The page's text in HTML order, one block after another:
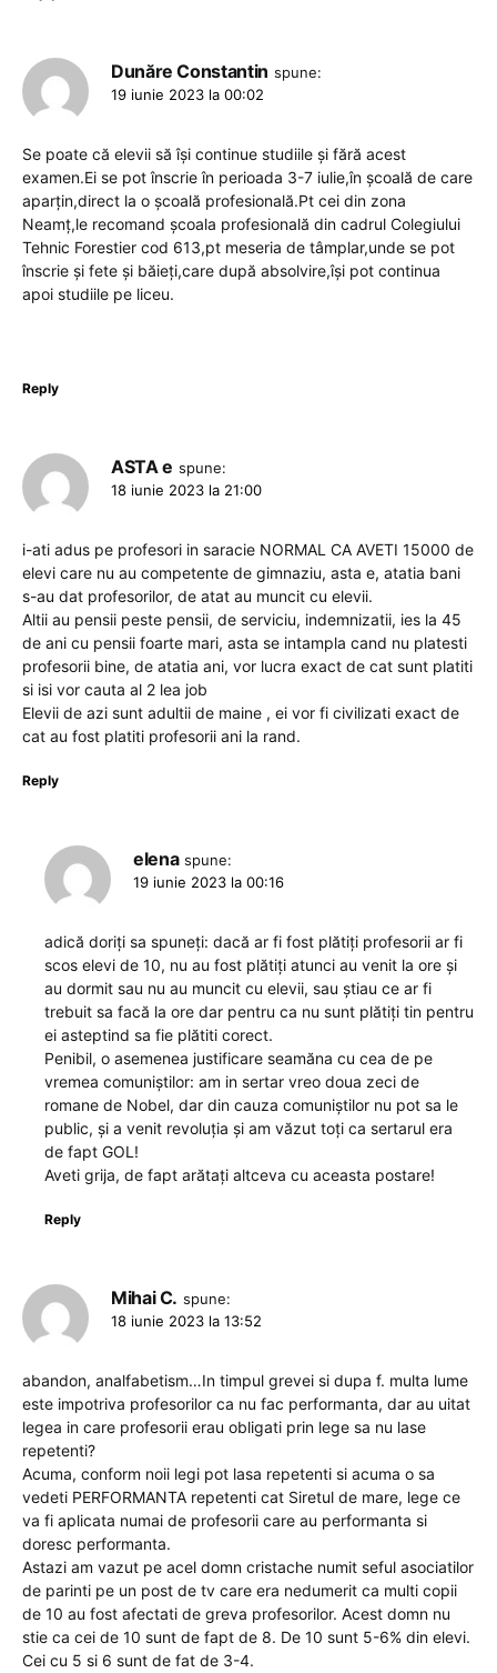
Dunăre Constantin spune:
19 iunie 2023 la 00:02
Se poate că elevii să își continue studiile și fără acest
examen.Ei se pot înscrie în perioada 3-7 iulie,în școală de care
aparțin,direct la o școală profesională.Pt cei din zona
Neamț,le recomand școala profesională din cadrul Colegiului
Tehnic Forestier cod 613,pt meseria de tâmplar,unde se pot
înscrie și fete și băieți,care după absolvire,își pot continua
apoi studiile pe liceu.
Reply
ASTA e spune:
18 iunie 2023 la 21:00
i-ati adus pe profesori in saracie NORMAL CA AVETI 15000 de
elevi care nu au competente de gimnaziu, asta e, atatia bani
s-au dat profesorilor, de atat au muncit cu elevii.
Altii au pensii peste pensii, de serviciu, indemnizatii, ies la 45
de ani cu pensii foarte mari, asta se intampla cand nu platesti
profesorii bine, de atatia ani, vor lucra exact de cat sunt platiti
si isi vor cauta al 2 lea job
Elevii de azi sunt adultii de maine , ei vor fi civilizati exact de
cat au fost platiti profesorii ani la rand.
Reply
elena spune:
19 iunie 2023 la 00:16
adică doriți sa spuneți: dacă ar fi fost plătiți profesorii ar fi
scos elevi de 10, nu au fost plătiți atunci au venit la ore și
au dormit sau nu au muncit cu elevii, sau știau ce ar fi
trebuit sa facă la ore dar pentru ca nu sunt plătiți tin pentru
ei asteptind sa fie plătiti corect.
Penibil, o asemenea justificare seamăna cu cea de pe
vremea comuniștilor: am in sertar vreo doua zeci de
romane de Nobel, dar din cauza comuniștilor nu pot sa le
public, și a venit revoluția și am văzut toți ca sertarul era
de fapt GOL!
Aveti grija, de fapt arătați altceva cu aceasta postare!
Reply
Mihai C. spune:
18 iunie 2023 la 13:52
abandon, analfabetism…In timpul grevei si dupa f. multa lume
este impotriva profesorilor ca nu fac performanta, dar au uitat
legea in care profesorii erau obligati prin lege sa nu lase
repetenti?
Acuma, conform noii legi pot lasa repetenti si acuma o sa
vedeti PERFORMANTA repetenti cat Siretul de mare, lege ce
va fi aplicata numai de profesorii care au performanta si
doresc performanta.
Astazi am vazut pe acel domn cristache numit seful asociatilor
de parinti pe un post de tv care era nedumerit ca multi copii
de 10 au fost afectati de greva profesorilor. Acest domn nu
stie ca cei de 10 sunt de fapt de 8. De 10 sunt 5-6% din elevi.
Cei cu 5 si 6 sunt de fat de 3-4.